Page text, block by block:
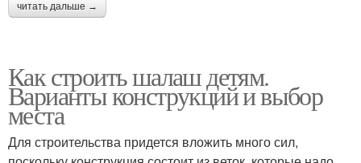
читать дальше →
Как строить шалаш детям.
Варианты конструкций и выбор
места
Для строительства придется вложить много сил,